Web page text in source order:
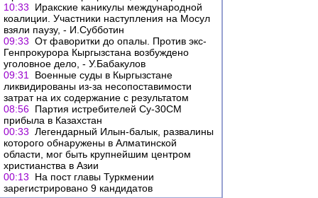
10:33
Иракские каникулы международной
коалиции. Участники наступления на Мосул
взяли паузу, - И.Субботин
09:33 От фаворитки до опалы. Против экс-
Генпрокурора Кыргызстана возбуждено
уголовное дело, - У.Бабакулов
09:31
Военные суды в Кыргызстане
ликвидированы из-за несопоставимости
затрат на их содержание с результатом
08:56 Партия истребителей Су-30СМ
прибыла в Казахстан
00:33 Легендарный Илын-балык, развалины
которого обнаружены в Алматинской
области, мог быть крупнейшим центром
христианства в Азии
00:13
На пост главы Туркмении
зарегистрировано 9 кандидатов